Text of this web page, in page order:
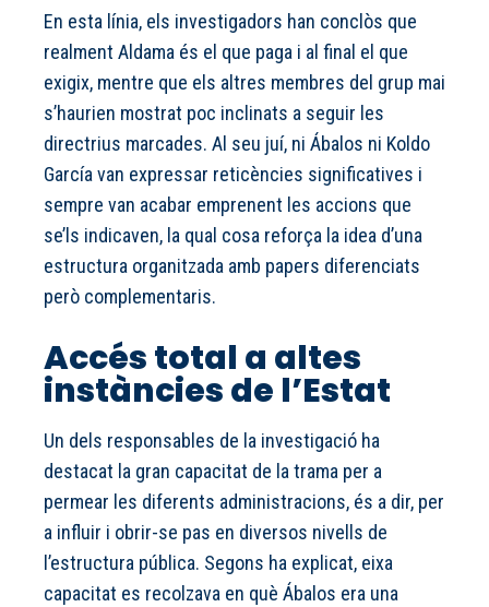
En esta línia, els investigadors han conclòs que
realment Aldama és el que paga i al final el que
exigix, mentre que els altres membres del grup mai
s’haurien mostrat poc inclinats a seguir les
directrius marcades. Al seu juí, ni Ábalos ni Koldo
García van expressar reticències significatives i
sempre van acabar emprenent les accions que
se’ls indicaven, la qual cosa reforça la idea d’una
estructura organitzada amb papers diferenciats
però complementaris.
Accés total a altes
instàncies de l’Estat
Un dels responsables de la investigació ha
destacat la gran capacitat de la trama per a
permear les diferents administracions, és a dir, per
a influir i obrir-se pas en diversos nivells de
l’estructura pública. Segons ha explicat, eixa
capacitat es recolzava en què Ábalos era una